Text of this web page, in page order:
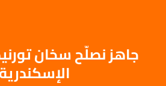
جاهز نصلّح سخان